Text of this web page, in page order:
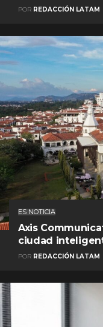
POR REDACCIÓN LATAM
ES NOTICIA
Axis
ciudad
POR REDACCIÓN LATAM